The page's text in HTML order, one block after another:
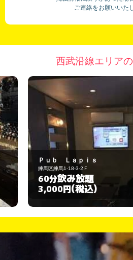
ご連絡をお願いいた
西武沿線エリア
Ｐｕｂ Ｌａｐｉｓ
練馬区練馬1-18-3-2Ｆ
60分飲み放題
3,000円(税込)